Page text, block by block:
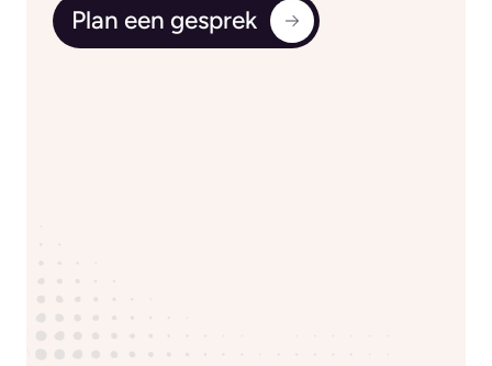
Plan een gesprek